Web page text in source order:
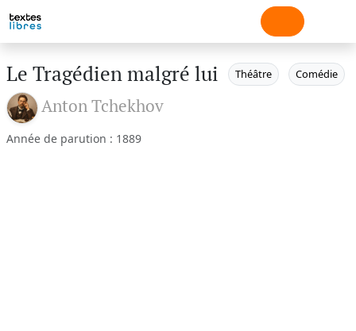
Le Tragédien malgré lui Théâtre Comédie
Anton Tchekhov
Année de parution : 1889